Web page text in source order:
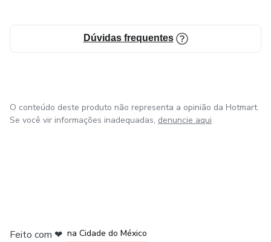
Dúvidas frequentes
O conteúdo deste produto não representa a opinião da Hotmart.
Se você vir informações inadequadas, denuncie aqui
Feito com ❤ na Cidade do México